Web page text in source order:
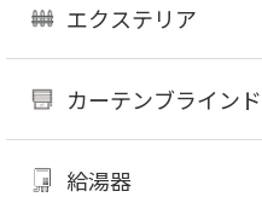
エクステリア
カーテンブラインド
給湯器